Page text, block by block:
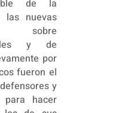
de la
las nuevas
sobre
y de
por
fueron el
y
para hacer